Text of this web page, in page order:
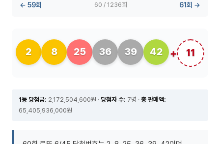
← 59회 60 / 1236회 61회 →
2 8 25 36 39 42 11
1등 당첨금: 2,172,504,600원 · 당첨자 수: 7명 · 총 판매액:
65,405,936,000원